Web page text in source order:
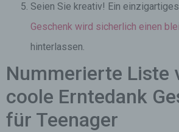
Seien Sie kreativ! Ein
Geschenk wird sicherlich einen
hinterlassen.
Nummerierte Liste
coole Erntedank
für Teenager